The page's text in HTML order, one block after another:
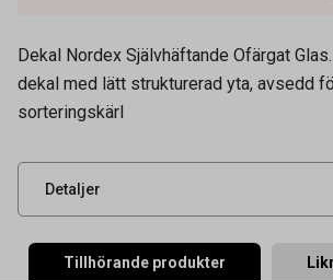
Dekal Nordex Självhäftande Ofärgat
dekal med lätt strukturerad yta, avsedd
sorteringskärl
Detaljer
Artikelnummer
Leverantörens
UNSPSC
Tillhörande produkter